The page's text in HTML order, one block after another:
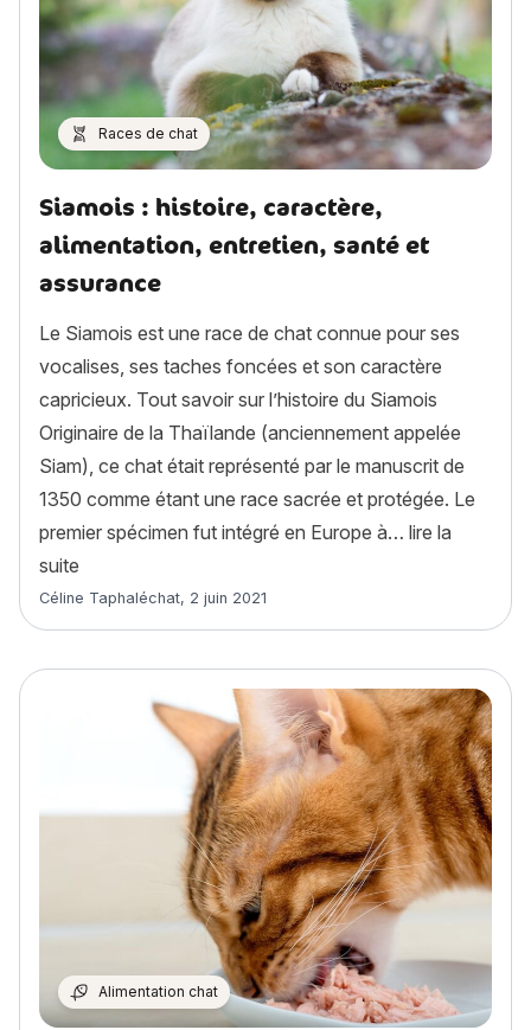
Races de chat
Siamois : histoire, caractère,
alimentation, entretien, santé et
assurance
Le Siamois est une race de chat connue pour ses
vocalises, ses taches foncées et son caractère
capricieux. Tout savoir sur l’histoire du Siamois
Originaire de la Thaïlande (anciennement appelée
Siam), ce chat était représenté par le manuscrit de
1350 comme étant une race sacrée et protégée. Le
premier spécimen fut intégré en Europe à… lire la
suite
Article rédigé par
Céline Taphaléchat, 2 juin 2021
Alimentation chat